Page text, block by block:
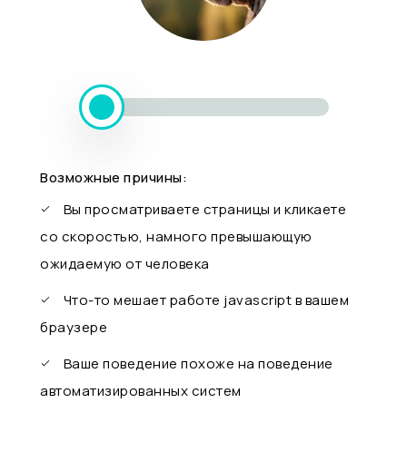
Возможные причины:
Вы просматриваете страницы и кликаете
со скоростью, намного превышающую
ожидаемую от человека
Что-то мешает работе javascript в вашем
браузере
Ваше поведение похоже на поведение
автоматизированных систем